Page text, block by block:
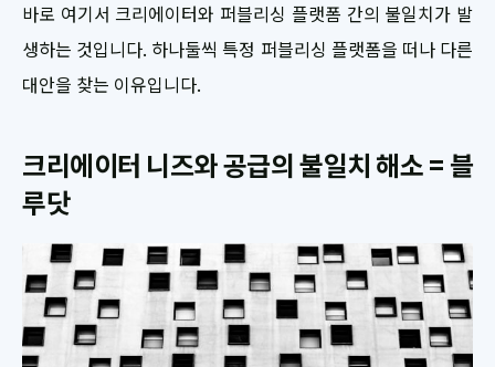
바로 여기서 크리에이터와 퍼블리싱 플랫폼 간의 불일치가 발
생하는 것입니다. 하나둘씩 특정 퍼블리싱 플랫폼을 떠나 다른
대안을 찾는 이유입니다.
크리에이터 니즈와 공급의 불일치 해소 = 블
루닷